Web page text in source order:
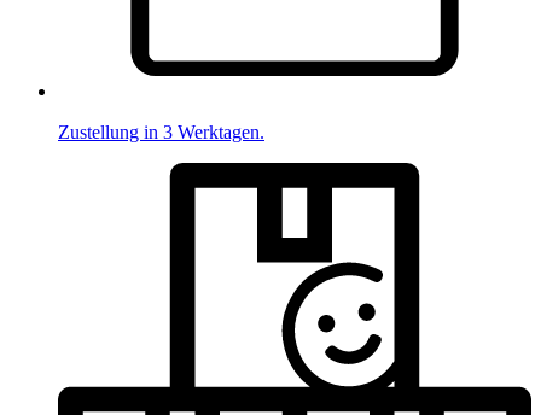
Zustellung in 3 Werktagen.